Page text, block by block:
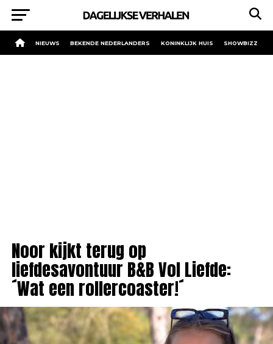
NIEUWS BEKENDE NEDERLANDERS KONINKLIJK HUIS SHOWBIZZ
Noor kijkt terug op
liefdesavontuur B&B Vol Liefde:
´Wat een rollercoaster!´